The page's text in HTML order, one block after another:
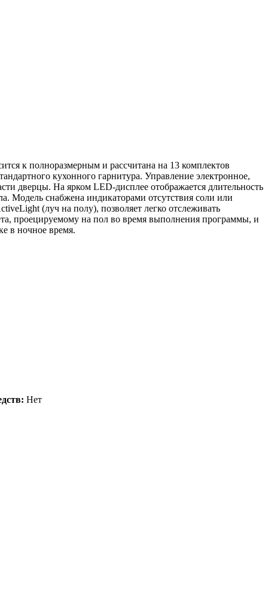
к полноразмерным и рассчитана на 13 комплектов
кухонного гарнитура. Управление электронное,
дверцы. На ярком LED-дисплее отображается длительность
Модель снабжена индикаторами отсутствия соли или
(луч на полу), позволяет легко отслеживать
проецируемому на пол во время выполнения программы, и
в ночное время.
Нет